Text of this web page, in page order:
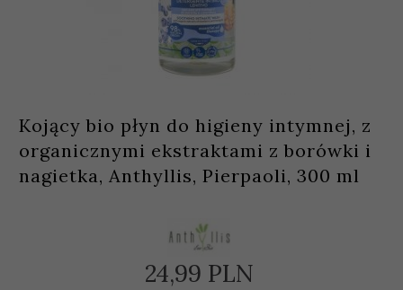
Kojący bio płyn do higieny intymnej, z
organicznymi ekstraktami z borówki i
nagietka, Anthyllis, Pierpaoli, 300 ml
24,99 PLN